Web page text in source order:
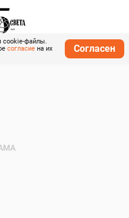
cookie-файлы.
согласие на их
Согласен